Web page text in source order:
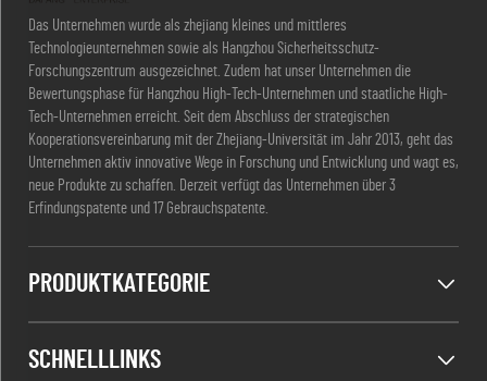
Das Unternehmen wurde als zhejiang kleines und mittleres
Technologieunternehmen sowie als Hangzhou Sicherheitsschutz-
Forschungszentrum ausgezeichnet. Zudem hat unser Unternehmen die
Bewertungsphase für Hangzhou High-Tech-Unternehmen und staatliche High-
Tech-Unternehmen erreicht. Seit dem Abschluss der strategischen
Kooperationsvereinbarung mit der Zhejiang-Universität im Jahr 2013, geht das
Unternehmen aktiv innovative Wege in Forschung und Entwicklung und wagt es,
neue Produkte zu schaffen. Derzeit verfügt das Unternehmen über 3
Erfindungspatente und 17 Gebrauchspatente.
PRODUKTKATEGORIE
SCHNELLLINKS